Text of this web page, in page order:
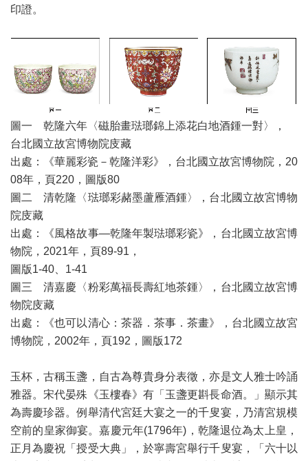
印證。
圖一 乾隆六年〈磁胎畫琺瑯錦上添花白地酒鍾一對〉，
台北國立故宮博物院庋藏
出處：《華麗彩瓷－乾隆洋彩》，台北國立故宮博物院，20
08年，頁220，圖版​80
圖二 清乾隆〈琺瑯彩赭墨蘆雁酒鍾〉，台北國立故宮博物
院庋藏
出處：《風格故事—乾隆年製琺瑯彩瓷》，台北國立故宮博
物院，2021年，頁89-91，
圖版1-40、1-41
圖三 清嘉慶〈粉彩萬福長壽紅地茶鍾〉，台北國立故宮博
物院庋藏
出處：《也可以清心：茶器．茶事．茶畫》，台北國立故宮
博物院，2002年，頁192，圖版172
玉杯，古稱玉盞，自古為尊貴身分表徵，亦是文人雅士吟誦
雅器。宋代晏殊《玉樓春》有「玉盞更斟長命酒。」顯示其
為壽慶珍器。例舉清代宮廷大宴之一的千叟宴，乃清宮規模
空前的皇家御宴。嘉慶元年(1796年)，乾隆退位為太上皇，
正月為慶祝「授受大典」，於寧壽宮舉行千叟宴，「六十以